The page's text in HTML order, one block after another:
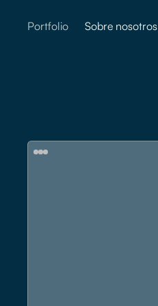
Portfolio Sobre nosotros